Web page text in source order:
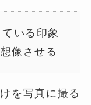
いる印象
像させる
を写真に撮る